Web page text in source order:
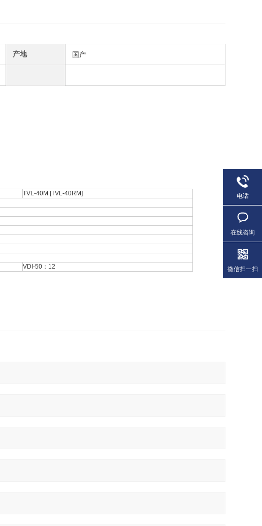
产地 国产
TVL-40M [TVL-40RM]
VDI-50：12
电话
在线咨询
微信扫一扫